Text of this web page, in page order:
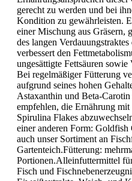
gerecht zu werden und bei
Kondition zu gewährleisten.
einer Mischung aus Gräsern,
des langen
verbessert den
ungesättigte Fettsäuren
Bei regelmäßiger Fütterung
aufgrund seines hohen
Astaxanthin und Beta-
empfehlen, die Ernährung
Spirulina Flakes
einer anderen Form:
auch unser Sortiment an
Gartenteich.Fütterung:
Portionen.Alleinfuttermittel
Fisch und